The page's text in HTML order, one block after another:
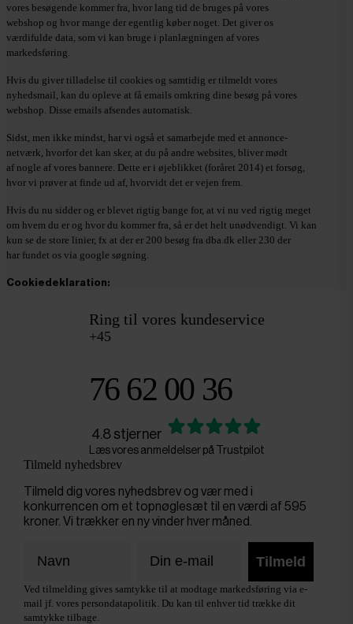
vores besøgende kommer fra, hvor lang tid de bruges på vores
webshop og hvor mange der egentlig køber noget. Det giver os
værdifulde data, som vi kan bruge i planlægningen af vores
markedsføring.
Hvis du giver tilladelse til cookies og samtidig er tilmeldt vores
nyhedsmail, kan du opleve at få emails omkring dine besøg på vores
webshop. Disse emails afsendes automatisk.
Sidst, men ikke mindst, har vi også et samarbejde med et annonce-
netværk, hvorfor det kan sker, at du på andre websites, bliver mødt
af nogle af vores bannere. Dette er i øjeblikket (foråret 2014) et forsøg,
hvor vi prøver at finde ud af, hvorvidt det er vejen frem.
Hvis du nu sidder og er blevet rigtig bange for, at vi nu ved rigtig meget
om hvem du er og hvor du kommer fra, så er det helt unødvendigt. Vi kan
kun se de store linier, fx at der er 200 besøg fra dba.dk eller 230 der
har fundet os via google søgning.
Cookiedeklaration:
Ring til vores kundeservice
+45
76 62 00 36
4.8 stjerner
Læs vores anmeldelser på Trustpilot
Tilmeld nyhedsbrev
Tilmeld dig vores nyhedsbrev og vær med i
konkurrencen om et topnøglesæt til en værdi af 595
kroner. Vi trækker en ny vinder hver måned.
Tilmeld
Ved tilmelding gives samtykke til at modtage markedsføring via e-
mail jf. vores persondatapolitik. Du kan til enhver tid trække dit
samtykke tilbage.